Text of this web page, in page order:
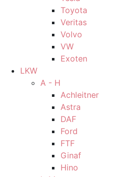
Toyota
Veritas
Volvo
VW
Exoten
LKW
A - H
Achleitner
Astra
DAF
Ford
FTF
Ginaf
Hino